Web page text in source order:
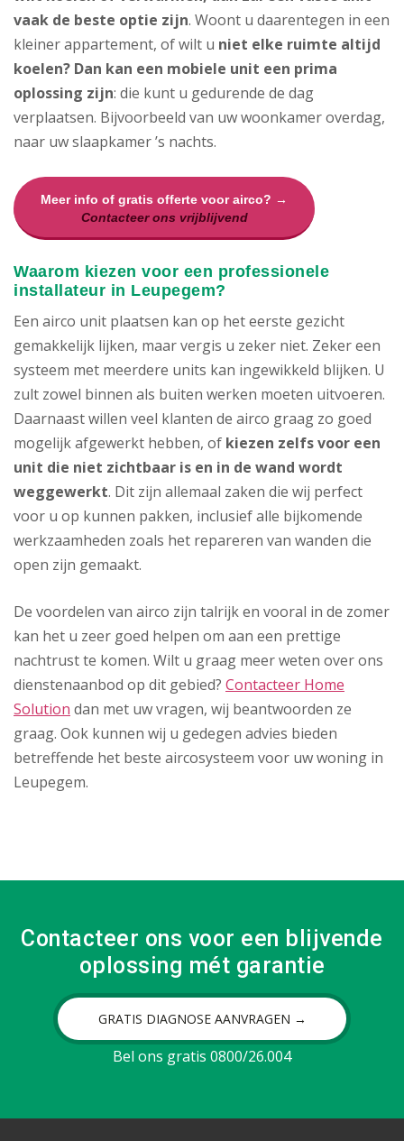
vaak de beste optie zijn. Woont u daarentegen in een
kleiner appartement, of wilt u niet elke ruimte altijd
koelen? Dan kan een mobiele unit een prima
oplossing zijn: die kunt u gedurende de dag
verplaatsen. Bijvoorbeeld van uw woonkamer overdag,
naar uw slaapkamer ’s nachts.
Meer info of gratis offerte voor airco? →
Contacteer ons vrijblijvend
Waarom kiezen voor een professionele
installateur in Leupegem?
Een airco unit plaatsen kan op het eerste gezicht
gemakkelijk lijken, maar vergis u zeker niet. Zeker een
systeem met meerdere units kan ingewikkeld blijken. U
zult zowel binnen als buiten werken moeten uitvoeren.
Daarnaast willen veel klanten de airco graag zo goed
mogelijk afgewerkt hebben, of kiezen zelfs voor een
unit die niet zichtbaar is en in de wand wordt
weggewerkt. Dit zijn allemaal zaken die wij perfect
voor u op kunnen pakken, inclusief alle bijkomende
werkzaamheden zoals het repareren van wanden die
open zijn gemaakt.
De voordelen van airco zijn talrijk en vooral in de zomer
kan het u zeer goed helpen om aan een prettige
nachtrust te komen. Wilt u graag meer weten over ons
dienstenaanbod op dit gebied? Contacteer Home
Solution dan met uw vragen, wij beantwoorden ze
graag. Ook kunnen wij u gedegen advies bieden
betreffende het beste aircosysteem voor uw woning in
Leupegem.
Contacteer ons voor een blijvende
oplossing mét garantie
GRATIS DIAGNOSE AANVRAGEN →
Bel ons gratis 0800/26.004